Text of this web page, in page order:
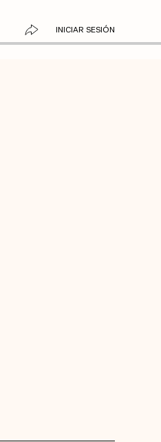
INICIAR SESIÓN